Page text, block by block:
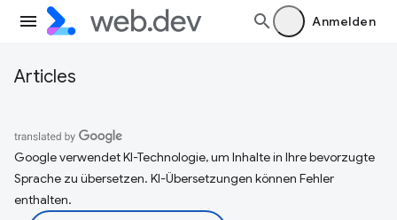
Anmelden
Articles
Google verwendet KI-Technologie, um Inhalte in Ihre bevorzugte
Sprache zu übersetzen. KI-Übersetzungen können Fehler
enthalten.